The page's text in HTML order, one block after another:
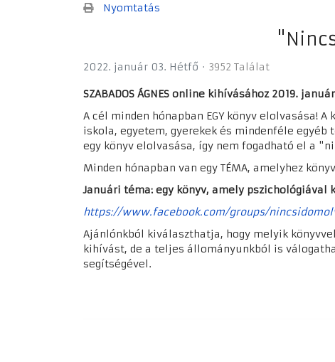
Nyomtatás
2022. január 03. Hétfő 3952 Találat
SZABADOS ÁGNES online kihívásához 2019.
A cél minden hónapban EGY könyv elolvasása!
iskola, egyetem, gyerekek és mindenféle
egy könyv elolvasása, így nem fogadható el a
Minden hónapban van egy TÉMA, amelyhez
Januári téma: egy könyv, amely pszichológiával
https://www.facebook.com/groups/
Ajánlónkból kiválaszthatja, hogy melyik
kihívást, de a teljes állományunkból is
segítségével.